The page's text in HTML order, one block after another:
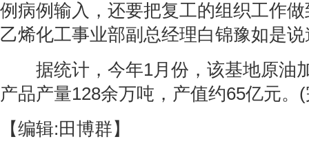
例病例输入，还要把复工的组织工作做
乙烯化工事业部副总经理白锦豫如是
据统计，今年1月份，该基地原油
产品产量128余万吨，产值约65亿元。
【编辑:田博群】